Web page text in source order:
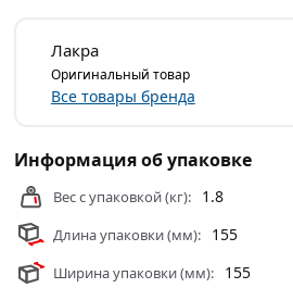
Эмали
действительны в Москве и
Лакра
Оригинальный товар
Все товары бренда
Информация об упаковке
Вес с упаковкой (кг): 1.8
Длина упаковки (мм): 155
Ширина упаковки (мм): 155